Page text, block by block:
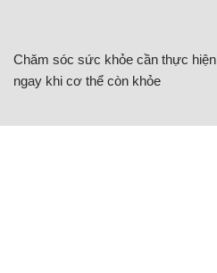
Chăm sóc sức khỏe cần thực hiện
ngay khi cơ thể còn khỏe